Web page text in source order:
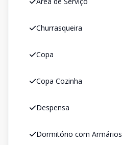
Churrasqueira
Copa
Copa Cozinha
Despensa
Dormitório com Armários